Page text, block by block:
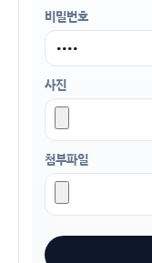
비밀번호
사진
첨부파일